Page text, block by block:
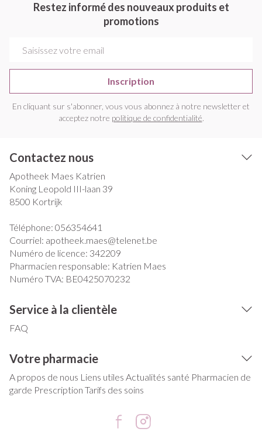
Restez informé des nouveaux produits et
promotions
Inscription
En cliquant sur s'abonner, vous vous abonnez à notre newsletter et
acceptez notre politique de confidentialité.
Contactez nous
Apotheek Maes Katrien
Koning Leopold III-laan 39
8500 Kortrijk
Téléphone: 056354641
Courriel: apotheek.maes@telenet.be
Numéro de licence: 342209
Pharmacien responsable: Katrien Maes
Numéro TVA: BE0425070232
Service à la clientèle
FAQ
Votre pharmacie
A propos de nous Liens utiles Actualités santé Pharmacien de
garde Prescription Tarifs des soins